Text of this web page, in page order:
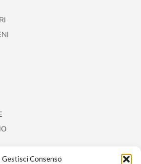
Gestisci Consenso